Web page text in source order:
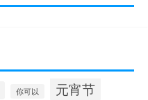
你可以 元宵节